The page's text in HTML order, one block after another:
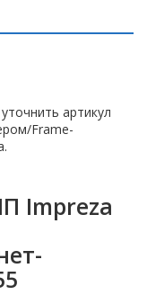
артикул
Frame-
Impreza